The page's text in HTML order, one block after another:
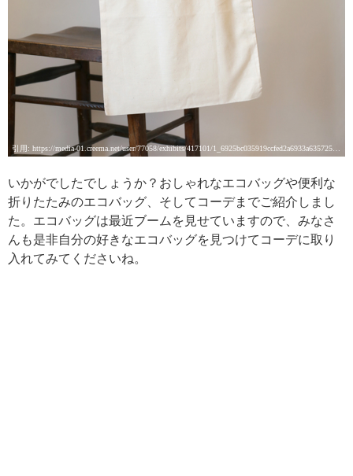
引用: https://media-01.creema.net/user/77058/exhibits/417101/1_6925bc035919ccfed2a6933a635725fb81de421d_583x585.jpg
いかがでしたでしょうか？おしゃれなエコバッグや便利な
折りたたみのエコバッグ、そしてコーデまでご紹介しまし
た。エコバッグは最近ブームを見せていますので、みなさ
んも是非自分の好きなエコバッグを見つけてコーデに取り
入れてみてくださいね。